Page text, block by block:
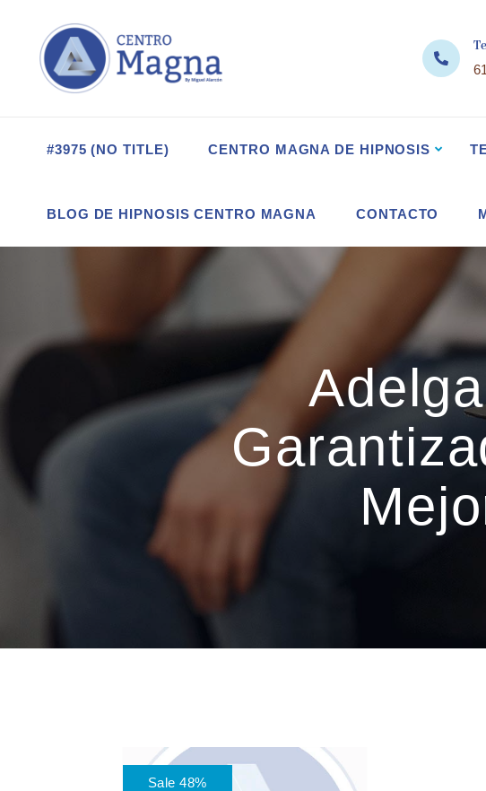
#3975 (NO TITLE) CENTRO MAGNA DE HIPNOSIS
BLOG DE HIPNOSIS CENTRO MAGNA CONTACTO
Sale 48%